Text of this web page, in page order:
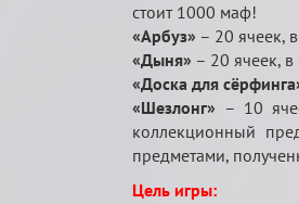
стоит 1000 маф!
«Арбуз» – 20 ячеек,
«Дыня» – 20 ячеек,
«Доска для
«Шезлонг» – 10
коллекционный
предметами,
Цель игры: